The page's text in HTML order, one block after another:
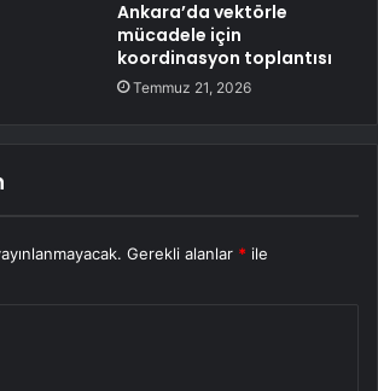
Ankara’da vektörle
mücadele için
koordinasyon toplantısı
Temmuz 21, 2026
Gerekli alanlar * ile